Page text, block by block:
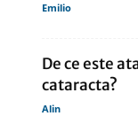
Emilio
De ce este
cataracta?
Alin